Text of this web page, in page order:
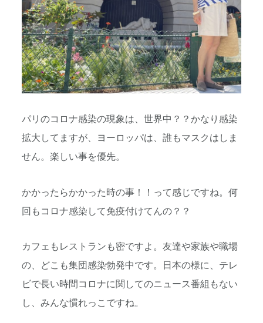
パリのコロナ感染の現象は、世界中？？かなり感染
拡大してますが、ヨーロッパは、誰もマスクはしま
せん。楽しい事を優先。
かかったらかかった時の事！！って感じですね。何
回もコロナ感染して免疫付けてんの？？
カフェもレストランも密ですよ。友達や家族や職場
の、どこも集団感染勃発中です。日本の様に、テレ
ビで長い時間コロナに関してのニュース番組もない
し、みんな慣れっこですね。